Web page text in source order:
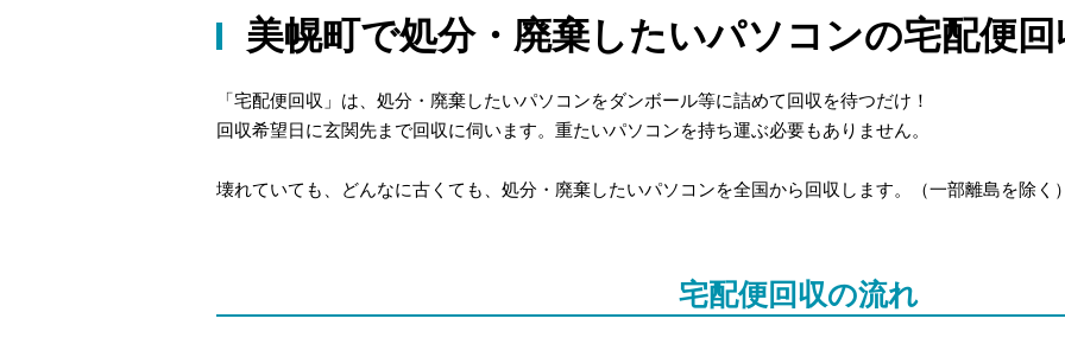
美幌町で処分・廃棄したいパソコンの宅配便
「宅配便回収」は、処分・廃棄したいパソコンをダンボール等に詰めて回収を待つだけ！
回収希望日に玄関先まで回収に伺います。重たいパソコンを持ち運ぶ必要もありません。
壊れていても、どんなに古くても、処分・廃棄したいパソコンを全国から回収します。（一部離島を除く）
宅配便回収の流れ